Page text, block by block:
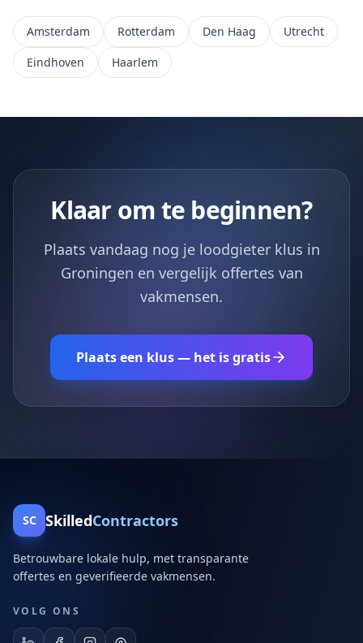
Amsterdam Rotterdam Den Haag
Utrecht
Eindhoven
Haarlem
Klaar om te beginnen?
Plaats vandaag nog je loodgieter klus in
Groningen en vergelijk offertes van
vakmensen.
Plaats een klus — het is gratis
SC SkilledContractors
Betrouwbare lokale hulp, met transparante
offertes en geverifieerde vakmensen.
VOLG ONS